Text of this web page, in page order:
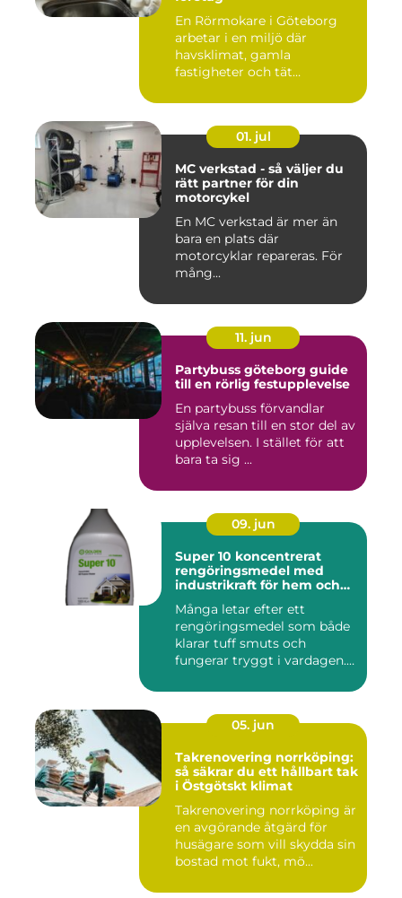
En Rörmokare i Göteborg
arbetar i en miljö där
havsklimat, gamla
fastigheter och tät
01. jul
MC verkstad - så väljer du
rätt partner för din
motorcykel
En MC verkstad är mer än
bara en plats där
motorcyklar repareras. För
mång...
11. jun
Partybuss göteborg guide
till en rörlig festupplevelse
En partybuss förvandlar
själva resan till en stor del av
upplevelsen. I stället för att
bara ta sig ...
09. jun
Super 10 koncentrerat
rengöringsmedel med
industrikraft för hem och
Många letar efter ett
rengöringsmedel som både
klarar tuff smuts och
fungerar tryggt i vardagen.
05. jun
Takrenovering norrköping:
så säkrar du ett hållbart tak
i Östgötskt klimat
Takrenovering norrköping är
en avgörande åtgärd för
husägare som vill skydda sin
bostad mot fukt, mö...